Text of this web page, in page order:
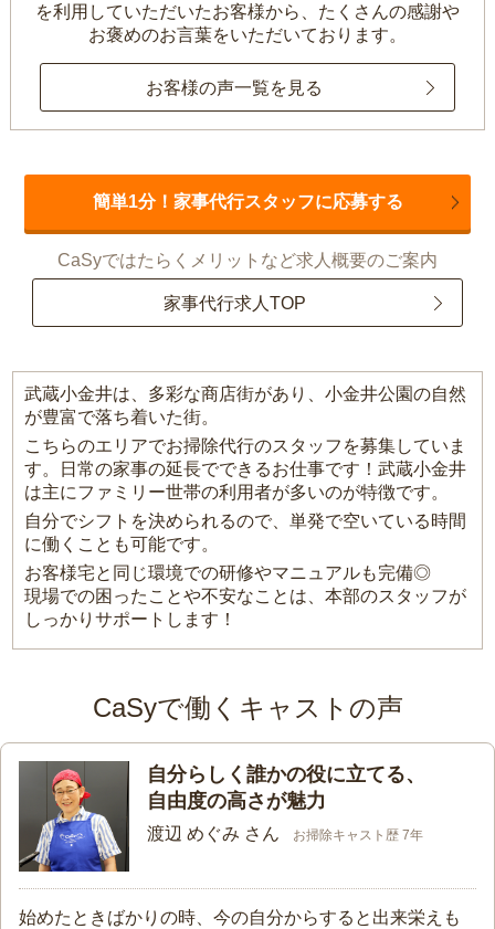
を利用していただいたお客様から、 たくさんの感謝や
お褒めのお言葉をいただいております。
お客様の声一覧を見る
簡単1分！家事代行スタッフに応募する
CaSyではたらくメリットなど求人概要のご案内
家事代行求人TOP
武蔵小金井は、多彩な商店街があり、小金井公園の自然
が豊富で落ち着いた街。
こちらのエリアでお掃除代行のスタッフを募集していま
す。日常の家事の延長でできるお仕事です！武蔵小金井
は主にファミリー世帯の利用者が多いのが特徴です。
自分でシフトを決められるので、単発で空いている時間
に働くことも可能です。
お客様宅と同じ環境での研修やマニュアルも完備◎
現場での困ったことや不安なことは、本部のスタッフが
しっかりサポートします！
CaSyで働くキャストの声
自分らしく誰かの役に立てる、
自由度の高さが魅力
渡辺 めぐみ さん お掃除キャスト歴 7年
始めたときばかりの時、今の自分からすると出来栄えも